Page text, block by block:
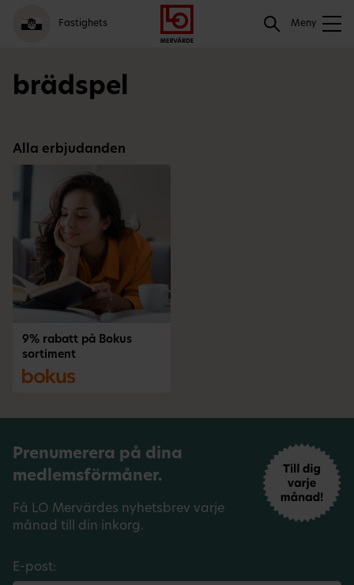
Gå
till
meny
Logga
in
Hoppa
till
innehåll
Fastighets Meny
Sök
brädspel
Alla erbjudanden
9% rabatt på Bokus
sortiment
Prenumerera på dina
medlemsförmåner.
Få LO Mervärdes nyhetsbrev varje
månad till din inkorg.
E-post: